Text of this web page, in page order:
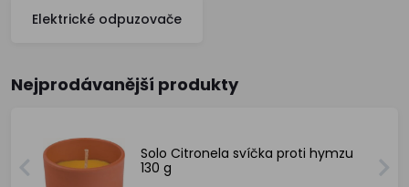
Elektrické odpuzovače
Nejprodávanější produkty
Solo Citronela svíčka proti hymzu
130 g